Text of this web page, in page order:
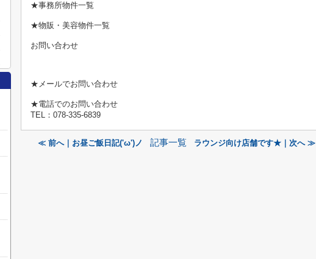
★事務所物件一覧
★物販・美容物件一覧
お問い合わせ
★メールでお問い合わせ
★電話でのお問い合わせ
TEL：078-335-6839
≪ 前へ｜お昼ご飯日記('ω')ノ 記事一覧 ラウンジ向け店舗です★｜次へ ≫